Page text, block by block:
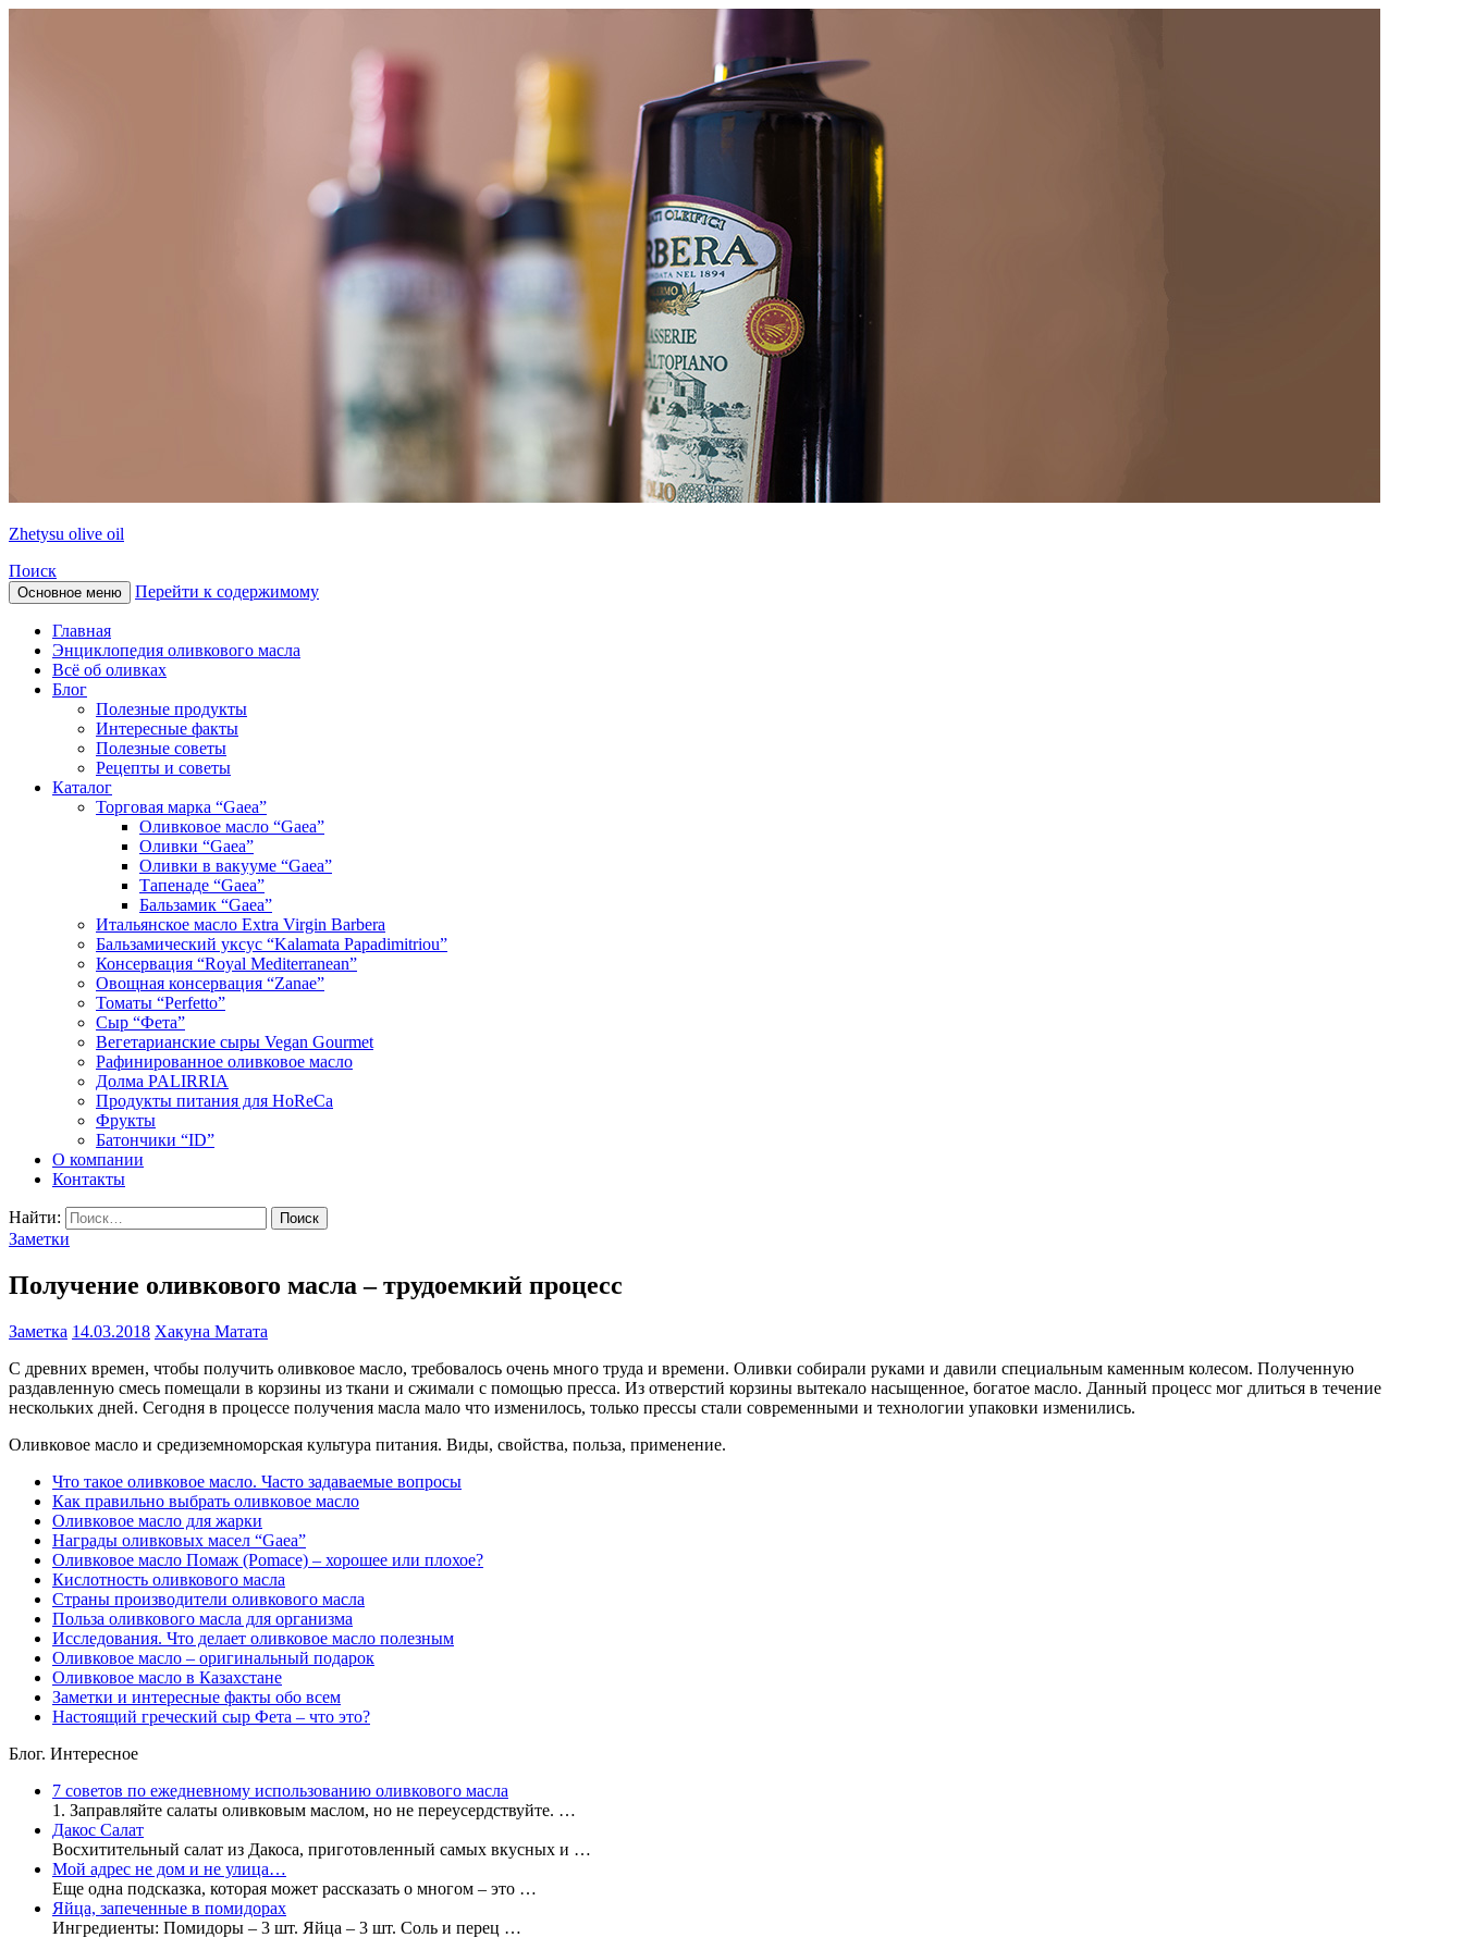
Zhetysu olive oil
Поиск
Основное меню Перейти к содержимому
Главная
Энциклопедия оливкового масла
Всё об оливках
Блог
Полезные продукты
Интересные факты
Полезные советы
Рецепты и советы
Каталог
Торговая марка “Gaea”
Оливковое масло “Gaea”
Оливки “Gaea”
Оливки в вакууме “Gaea”
Тапенаде “Gaea”
Бальзамик “Gaea”
Итальянское масло Extra Virgin Barbera
Бальзамический уксус “Kalamata Papadimitriou”
Консервация “Royal Mediterranean”
Овощная консервация “Zanae”
Томаты “Perfetto”
Сыр “Фета”
Вегетарианские сыры Vegan Gourmet
Рафинированное оливковое масло
Долма PALIRRIA
Продукты питания для HoReCa
Фрукты
Батончики “ID”
О компании
Контакты
Найти:
Заметки
Получение оливкового масла – трудоемкий процесс
Заметка 14.03.2018 Хакуна Матата
С древних времен, чтобы получить оливковое масло, требовалось очень много труда и времени. Оливки собирали руками и давили специальным каменным колесом. Полученную
раздавленную смесь помещали в корзины из ткани и сжимали с помощью пресса. Из отверстий корзины вытекало насыщенное, богатое масло. Данный процесс мог длиться в течение
нескольких дней. Сегодня в процессе получения масла мало что изменилось, только прессы стали современными и технологии упаковки изменились.
Оливковое масло и средиземноморская культура питания. Виды, свойства, польза, применение.
Что такое оливковое масло. Часто задаваемые вопросы
Как правильно выбрать оливковое масло
Оливковое масло для жарки
Награды оливковых масел “Gaea”
Оливковое масло Помаж (Pomace) – хорошее или плохое?
Кислотность оливкового масла
Страны производители оливкового масла
Польза оливкового масла для организма
Исследования. Что делает оливковое масло полезным
Оливковое масло – оригинальный подарок
Оливковое масло в Казахстане
Заметки и интересные факты обо всем
Настоящий греческий сыр Фета – что это?
Блог. Интересное
7 советов по ежедневному использованию оливкового масла
1. Заправляйте салаты оливковым маслом, но не переусердствуйте. …
Дакос Салат
Восхитительный салат из Дакоса, приготовленный самых вкусных и …
Мой адрес не дом и не улица…
Еще одна подсказка, которая может рассказать о многом – это …
Яйца, запеченные в помидорах
Ингредиенты: Помидоры – 3 шт. Яйца – 3 шт. Соль и перец …